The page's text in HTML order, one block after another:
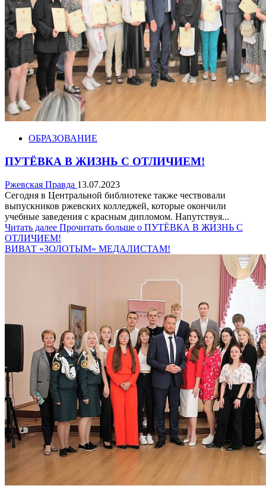
ОБРАЗОВАНИЕ
ПУТЁВКА В ЖИЗНЬ С ОТЛИЧИЕМ!
Ржевская Правда 13.07.2023
Сегодня в Центральной библиотеке также чествовали
выпускников ржевских колледжей, которые окончили
учебные заведения с красным дипломом. Напутствуя...
Читать далее Прочитать больше о ПУТЁВКА В ЖИЗНЬ С
ОТЛИЧИЕМ!
ВИВАТ «ЗОЛОТЫМ» МЕДАЛИСТАМ!